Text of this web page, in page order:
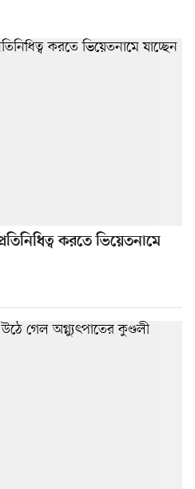
করতে ভিয়েতনামে